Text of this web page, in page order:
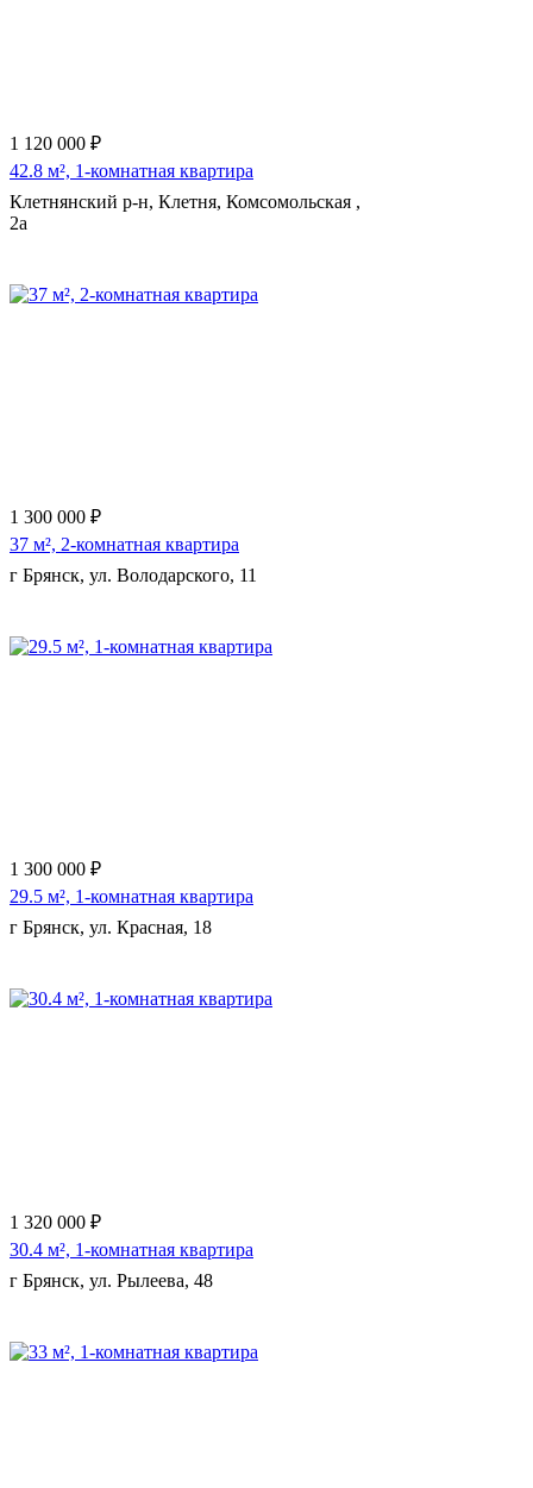
1 120 000 ₽
42.8 м², 1-комнатная квартира
Клетнянский р-н, Клетня, Комсомольская ,
2а
1 300 000 ₽
37 м², 2-комнатная квартира
г Брянск, ул. Володарского, 11
1 300 000 ₽
29.5 м², 1-комнатная квартира
г Брянск, ул. Красная, 18
1 320 000 ₽
30.4 м², 1-комнатная квартира
г Брянск, ул. Рылеева, 48